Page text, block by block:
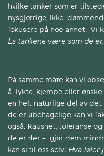
hvilke tanker som er
nysgjerrige, ikke-
fokusere på noe annet. Vi
La tankene være som de
På samme måte kan vi
å flykte, kjempe eller
en helt naturlige del av det
de er ubehagelige kan vi
også. Raushet, toleranse
de er der – gjør dem
kan si til oss selv: Hva føler